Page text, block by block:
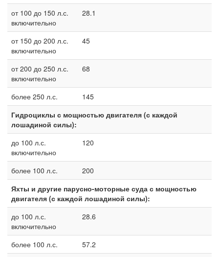
от 100 до 150 л.с.
включительно
28.1
от 150 до 200 л.с.
включительно
45
от 200 до 250 л.с.
включительно
68
более 250 л.с.
145
Гидроциклы с мощностью двигателя (с каждой
лошадиной силы):
до 100 л.с.
включительно
120
более 100 л.с.
200
Яхты и другие парусно-моторные суда с мощностью
двигателя (с каждой лошадиной силы):
до 100 л.с.
включительно
28.6
более 100 л.с.
57.2